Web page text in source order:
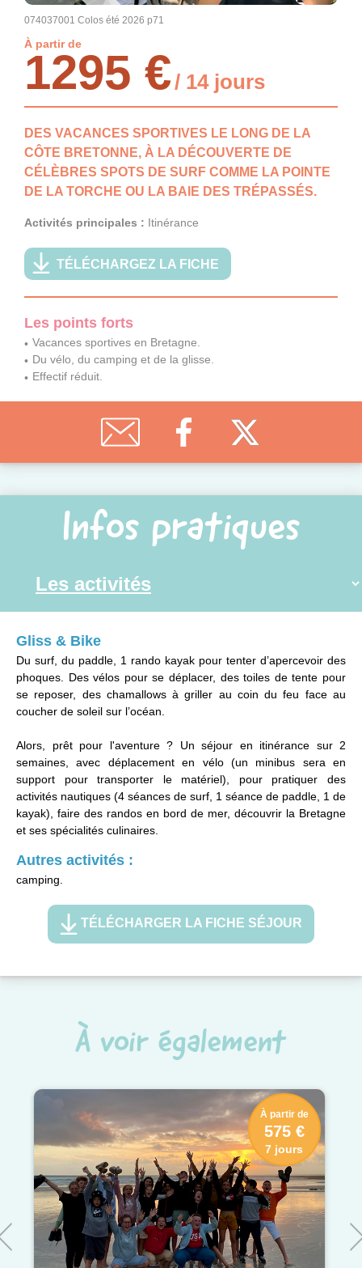
074037001 Colos été 2026 p71
À partir de
1295 €/ 14 jours
DES VACANCES SPORTIVES LE LONG DE LA
CÔTE BRETONNE, À LA DÉCOUVERTE DE
CÉLÈBRES SPOTS DE SURF COMME LA POINTE
DE LA TORCHE OU LA BAIE DES TRÉPASSÉS.
Activités principales : Itinérance
TÉLÉCHARGEZ LA FICHE
Les points forts
Vacances sportives en Bretagne.
Du vélo, du camping et de la glisse.
Effectif réduit.
Infos pratiques
Gliss & Bike
Du surf, du paddle, 1 rando kayak pour tenter d’apercevoir des
phoques. Des vélos pour se déplacer, des toiles de tente pour
se reposer, des chamallows à griller au coin du feu face au
coucher de soleil sur l’océan.
Alors, prêt pour l'aventure ? Un séjour en itinérance sur 2
semaines, avec déplacement en vélo (un minibus sera en
support pour transporter le matériel), pour pratiquer des
activités nautiques (4 séances de surf, 1 séance de paddle, 1 de
kayak), faire des randos en bord de mer, découvrir la Bretagne
et ses spécialités culinaires.
Autres activités :
camping.
TÉLÉCHARGER LA FICHE SÉJOUR
À voir également
À partir de
575 €
7 jours